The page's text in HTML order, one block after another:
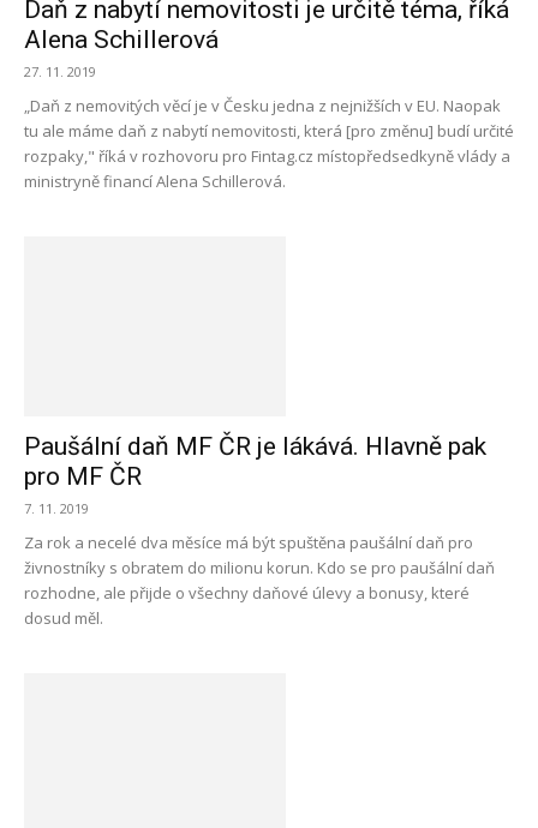
Daň z nabytí nemovitosti je určitě téma, říká
Alena Schillerová
27. 11. 2019
„Daň z nemovitých věcí je v Česku jedna z nejnižších v EU. Naopak
tu ale máme daň z nabytí nemovitosti, která [pro změnu] budí určité
rozpaky," říká v rozhovoru pro Fintag.cz místopředsedkyně vlády a
ministryně financí Alena Schillerová.
Paušální daň MF ČR je lákává. Hlavně pak
pro MF ČR
7. 11. 2019
Za rok a necelé dva měsíce má být spuštěna paušální daň pro
živnostníky s obratem do milionu korun. Kdo se pro paušální daň
rozhodne, ale přijde o všechny daňové úlevy a bonusy, které
dosud měl.